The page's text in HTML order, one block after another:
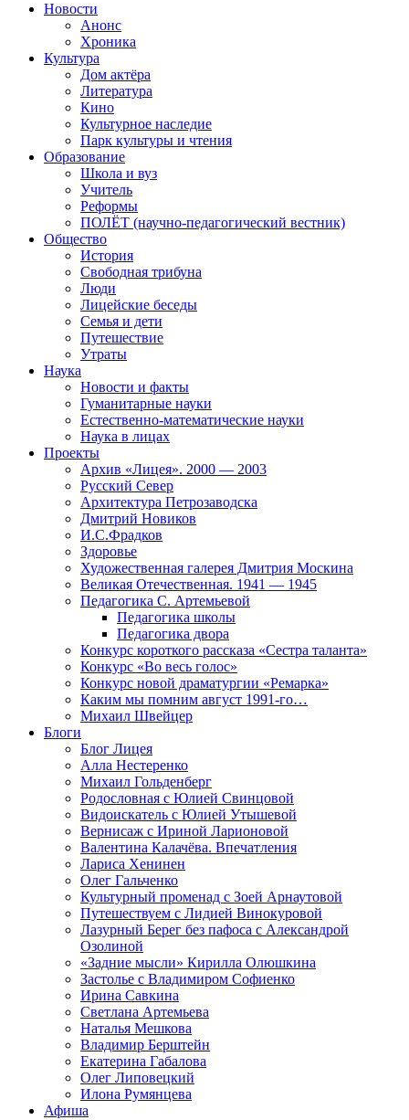
Новости
Анонс
Хроника
Культура
Дом актёра
Литература
Кино
Культурное наследие
Парк культуры и чтения
Образование
Школа и вуз
Учитель
Реформы
ПОЛЁТ (научно-педагогический вестник)
Общество
История
Свободная трибуна
Люди
Лицейские беседы
Семья и дети
Путешествие
Утраты
Наука
Новости и факты
Гуманитарные науки
Естественно-математические науки
Наука в лицах
Проекты
Архив «Лицея». 2000 — 2003
Русский Север
Архитектура Петрозаводска
Дмитрий Новиков
И.С.Фрадков
Здоровье
Художественная галерея Дмитрия Москина
Великая Отечественная. 1941 — 1945
Педагогика С. Артемьевой
Педагогика школы
Педагогика двора
Конкурс короткого рассказа «Сестра таланта»
Конкурс «Во весь голос»
Конкурс новой драматургии «Ремарка»
Каким мы помним август 1991-го…
Михаил Швейцер
Блоги
Блог Лицея
Алла Нестеренко
Михаил Гольденберг
Родословная с Юлией Свинцовой
Видоискатель с Юлией Утышевой
Вернисаж с Ириной Ларионовой
Валентина Калачёва. Впечатления
Лариса Хенинен
Олег Гальченко
Культурный променад с Зоей Арнаутовой
Путешествуем с Лидией Винокуровой
Лазурный Берег без пафоса с Александрой
Озолиной
«Задние мысли» Кирилла Олюшкина
Застолье с Владимиром Софиенко
Ирина Савкина
Светлана Артемьева
Наталья Мешкова
Владимир Берштейн
Екатерина Габалова
Олег Липовецкий
Илона Румянцева
Афиша